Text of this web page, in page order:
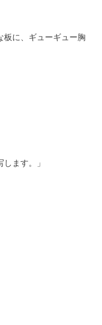
板に、ギューギュー胸
ます。」